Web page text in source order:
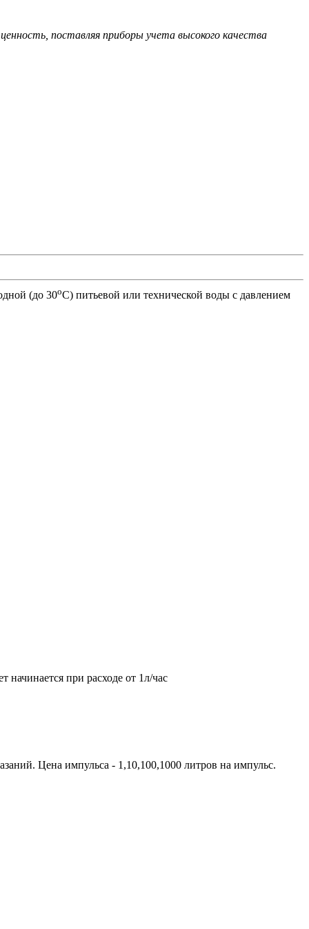
поставляя приборы учета высокого качества
(до 30oС) питьевой или технической воды с давлением
начинается при расходе от 1л/час
Цена импульса - 1,10,100,1000 литров на импульс.